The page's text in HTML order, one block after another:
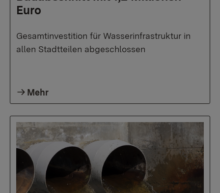
Euro
Gesamtinvestition für Wasserinfrastruktur in
allen Stadtteilen abgeschlossen
Mehr